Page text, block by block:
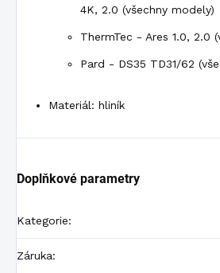
4K, 2.0 (všechny modely)
ThermTec - Ares 1.0, 2.0
Pard - DS35 TD31/62
Materiál: hliník
Doplňkové parametry
Kategorie:
Záruka: